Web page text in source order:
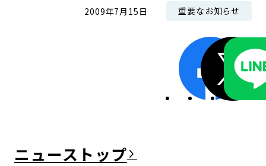
2009年7月15日 重要なお知らせ
ニュース